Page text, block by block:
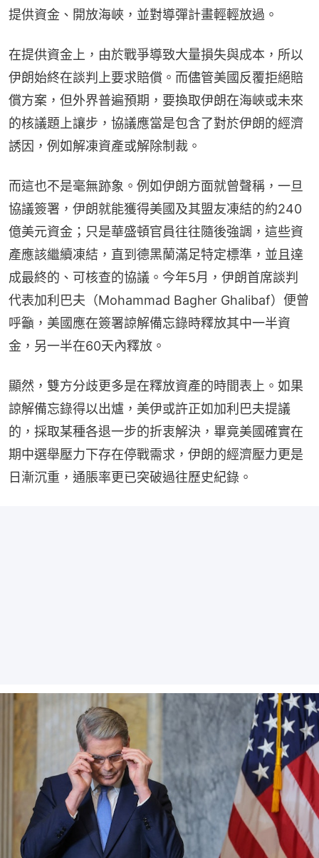
提供資金、開放海峽，並對導彈計畫輕輕放過。
在提供資金上，由於戰爭導致大量損失與成本，所以
伊朗始終在談判上要求賠償。而儘管美國反覆拒絕賠
償方案，但外界普遍預期，要換取伊朗在海峽或未來
的核議題上讓步，協議應當是包含了對於伊朗的經濟
誘因，例如解凍資產或解除制裁。
而這也不是毫無跡象。例如伊朗方面就曾聲稱，一旦
協議簽署，伊朗就能獲得美國及其盟友凍結的約240
億美元資金；只是華盛頓官員往往隨後強調，這些資
產應該繼續凍結，直到德黑蘭滿足特定標準，並且達
成最終的、可核查的協議。今年5月，伊朗首席談判
代表加利巴夫（Mohammad Bagher Ghalibaf）便曾
呼籲，美國應在簽署諒解備忘錄時釋放其中一半資
金，另一半在60天內釋放。
顯然，雙方分歧更多是在釋放資產的時間表上。如果
諒解備忘錄得以出爐，美伊或許正如加利巴夫提議
的，採取某種各退一步的折衷解決，畢竟美國確實在
期中選舉壓力下存在停戰需求，伊朗的經濟壓力更是
日漸沉重，通脹率更已突破過往歷史紀錄。